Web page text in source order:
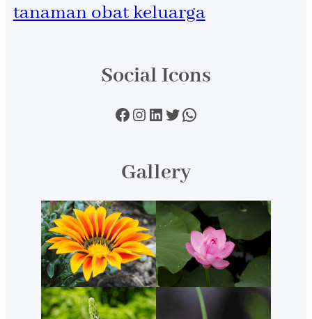
tanaman obat keluarga
Social Icons
Facebook Instagram LinkedIn Twitter WhatsApp
Gallery